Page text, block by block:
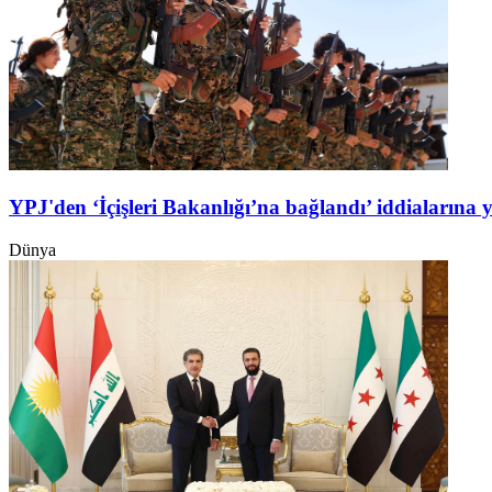
YPJ'den ‘İçişleri Bakanlığı’na bağlandı’ iddialarına
Dünya